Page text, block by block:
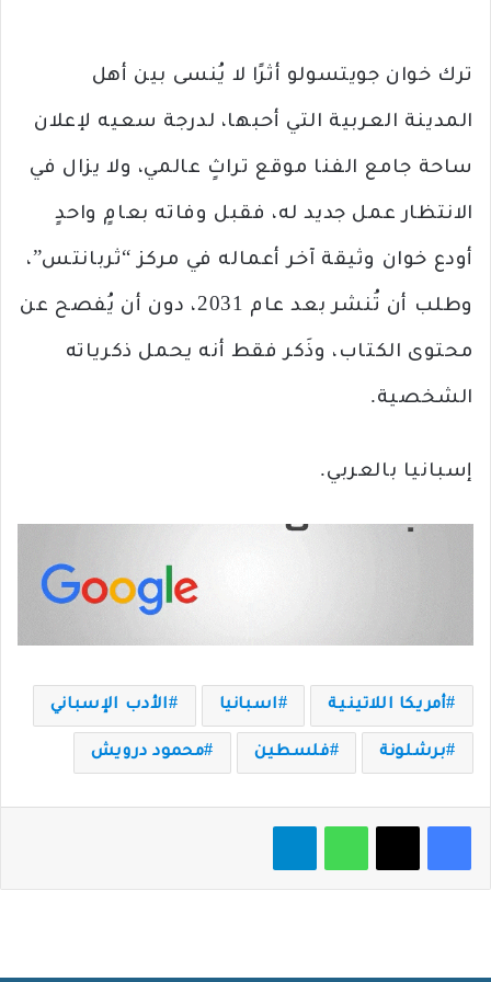
ترك خوان جويتسولو أثرًا لا يُنسى بين أهل
المدينة العربية التي أحبها، لدرجة سعيه لإعلان
ساحة جامع الفنا موقع تراثٍ عالمي، ولا يزال في
الانتظار عمل جديد له، فقبل وفاته بعامٍ واحدٍ
أودع خوان وثيقة آخر أعماله في مركز “ثربانتس”،
وطلب أن تُنشر بعد عام 2031، دون أن يُفصح عن
محتوى الكتاب، وذَكر فقط أنه يحمل ذكرياته
الشخصية.
إسبانيا بالعربي.
أمريكا اللاتينية اسبانيا الأدب الإسباني
برشلونة فلسطين محمود درويش
فيسبوك‫X واتساب تيلقرام